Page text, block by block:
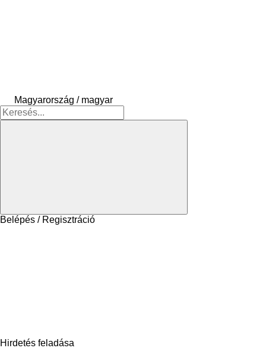
Magyarország / magyar
Belépés / Regisztráció
Hirdetés feladása